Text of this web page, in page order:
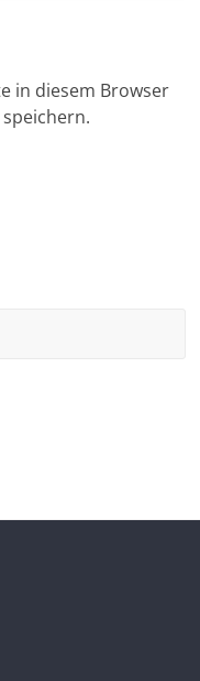
in diesem Browser